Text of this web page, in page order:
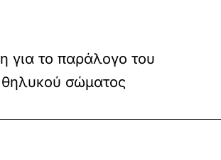
για το παράλογο του
σώματος